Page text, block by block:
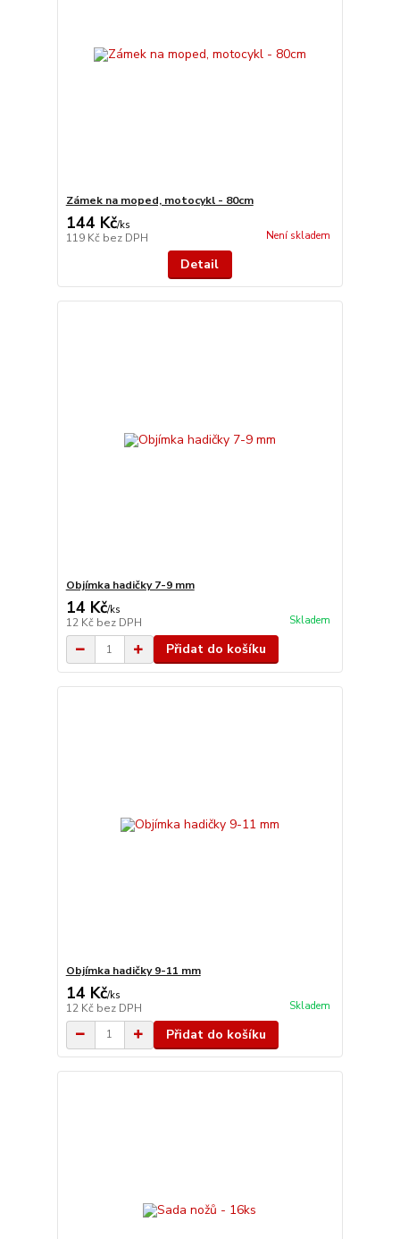
Zámek na moped, motocykl - 80cm
144 Kč/ks
119 Kč bez DPH Není skladem
Detail
Objímka hadičky 7-9 mm
14 Kč/ks
12 Kč bez DPH Skladem
Přidat do košíku
Objímka hadičky 9-11 mm
14 Kč/ks
12 Kč bez DPH Skladem
Přidat do košíku